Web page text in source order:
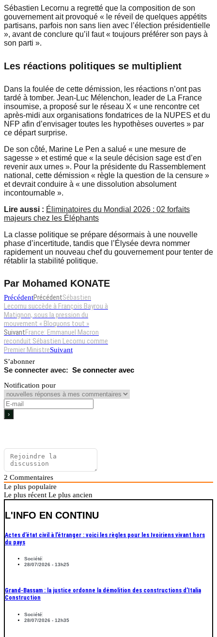
Sébastien Lecornu a regretté que la composition de son
gouvernement ait provoqué « le réveil de quelques appétits
partisans, parfois non sans lien avec l’élection présidentielle
», avant de conclure qu’il faut « toujours préférer son pays à
son parti ».
Les réactions politiques se multiplient
Dans la foulée de cette démission, les réactions n’ont pas
tardé à tomber. Jean-Luc Mélenchon, leader de La France
insoumise, a proposé sur le réseau X « une rencontre cet
après-midi aux organisations fondatrices de la NUPES et du
NFP afin d’envisager toutes les hypothèses ouvertes » par
ce départ surprise.
De son côté, Marine Le Pen a salué « une mesure de
sagesse » et estimé que « la seule décision sage est d’en
revenir aux urnes ». Pour la présidente du Rassemblement
national, cette démission « règle la question de la censure »
et devrait conduire à « une dissolution absolument
incontournable ».
Lire aussi : Éliminatoires du Mondial 2026 : 02 forfaits
majeurs chez les Éléphants
La classe politique se prépare désormais à une nouvelle
phase d’incertitude, tandis que l’Élysée devra nommer
rapidement un nouveau chef du gouvernement pour tenter de
rétablir la stabilité politique.
Par Mohamed KONATE
PrécédentPrécédentSébastien
Lecornu succède à François Bayrou à
Matignon, sous la pression du
mouvement « Bloquons tout »
SuivantFrance: Emmanuel Macron
reconduit Sébastien Lecornu comme
Premier MinistreSuivant
S’abonner
Se connecter avec
Notification pour
2 Commentaires
Le plus populaire
Le plus récent Le plus ancien
L'INFO EN CONTINU
Actes d’état civil à l’étranger : voici les règles pour les Ivoiriens vivant hors
du pays
Société
28/07/2026 - 13h25
Grand-Bassam : la justice ordonne la démolition des constructions d’Italia
Construction
Société
28/07/2026 - 12h35